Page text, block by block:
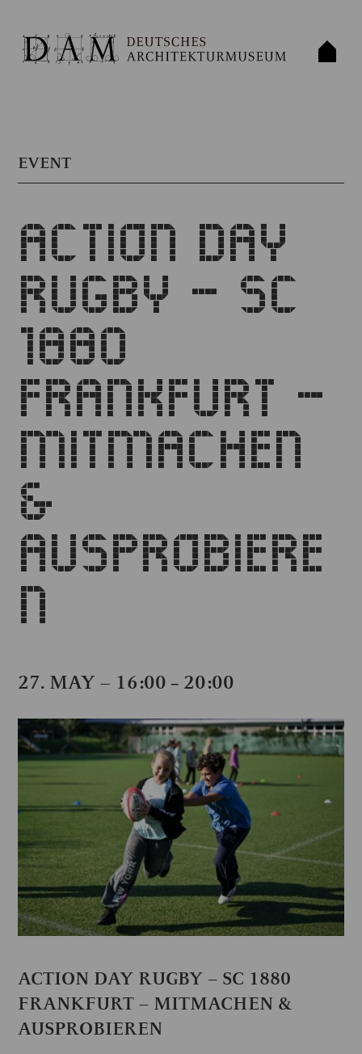
EVENT
ACTION DAY
RUGBY – SC
1880
FRANKFURT –
MITMACHEN
&
AUSPROBIERE
N
27. MAY – 16:00 – 20:00
ACTION DAY RUGBY – SC 1880
FRANKFURT – MITMACHEN &
AUSPROBIEREN